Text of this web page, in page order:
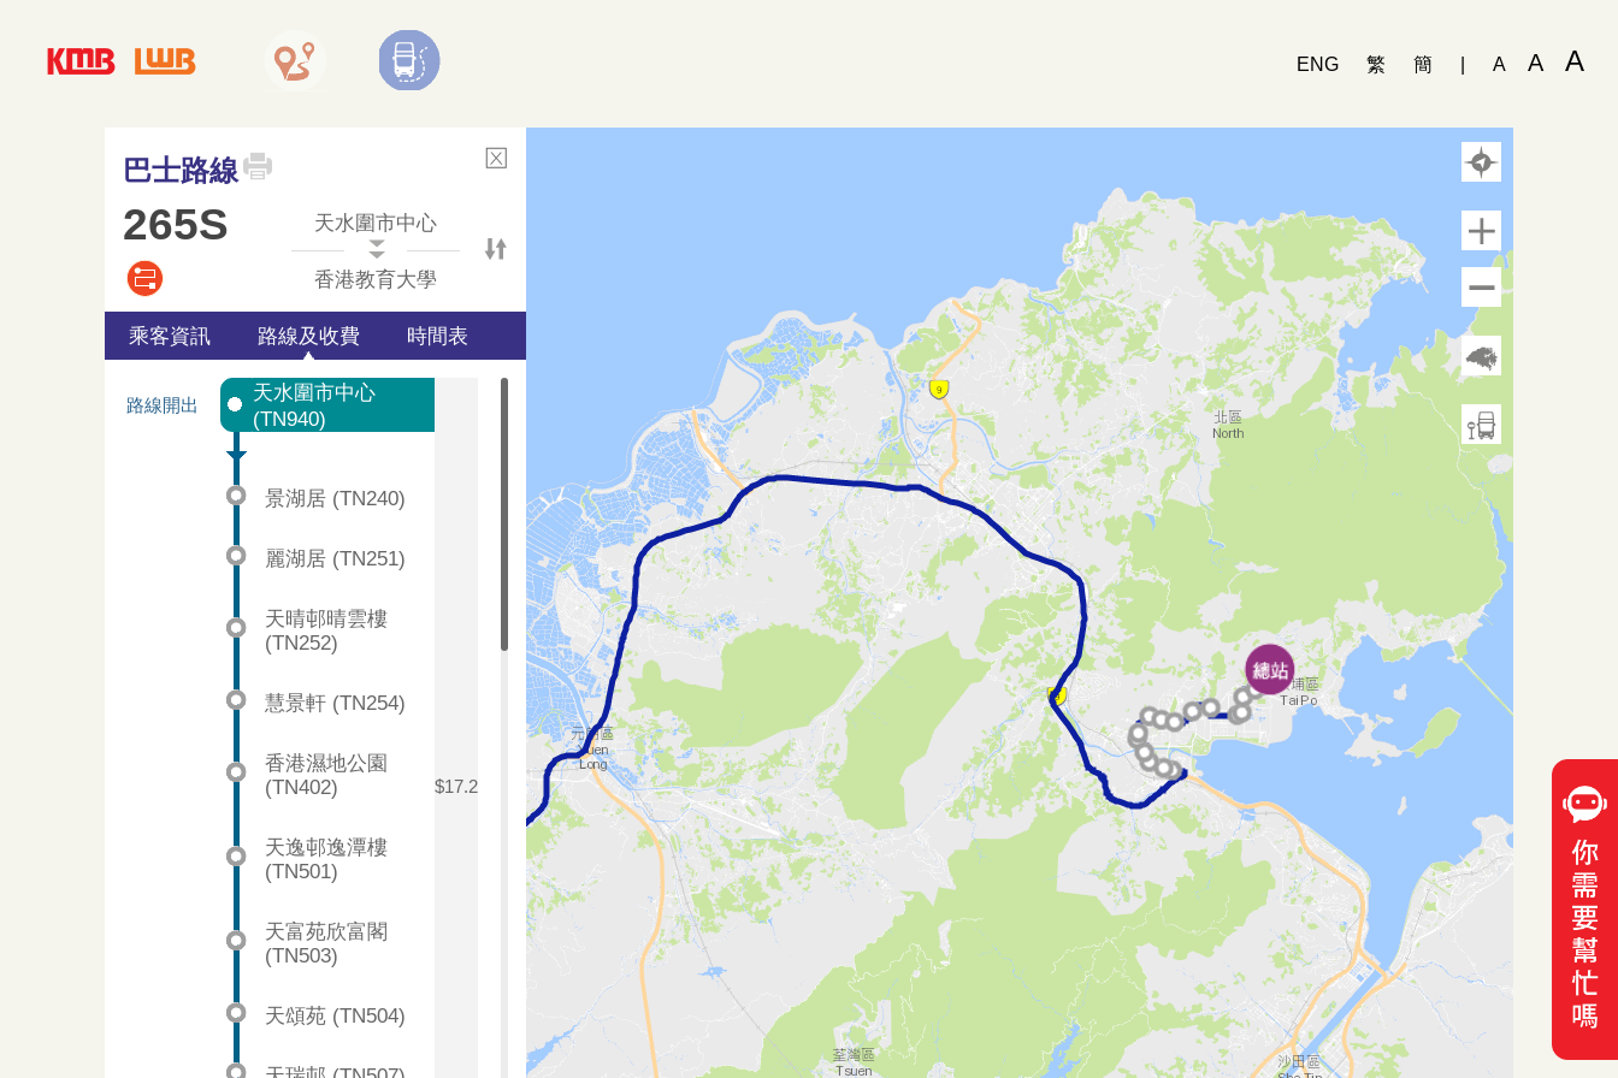
ENG 繁 簡 A A A
巴士路線
265S 天水圍市中心
香港教育大學
乘客資訊 路線及收費 時間表
路線開出
天水圍市中心
(TN940)
$17.2
景湖居 (TN240)
麗湖居 (TN251)
天晴邨晴雲樓
(TN252)
慧景軒 (TN254)
香港濕地公園
(TN402)
天逸邨逸潭樓
(TN501)
天富苑欣富閣
(TN503)
天頌苑 (TN504)